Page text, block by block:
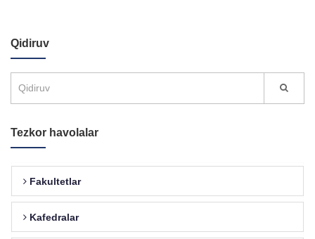
Qidiruv
Tezkor havolalar
Fakultetlar
Kafedralar